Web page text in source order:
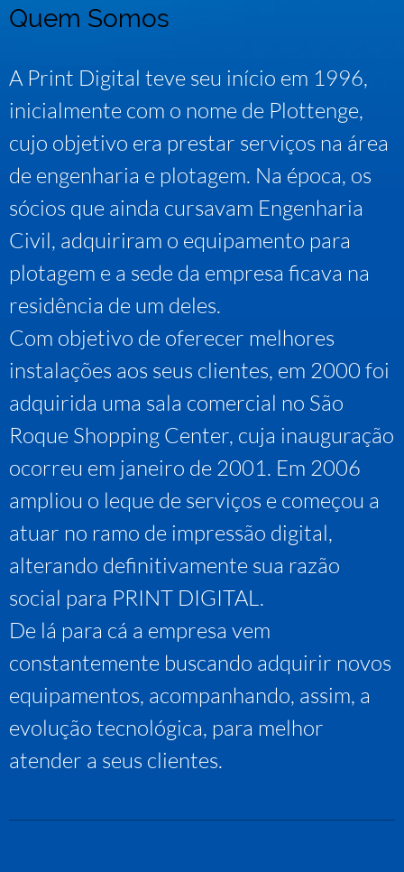
Quem Somos
A Print Digital teve seu início em 1996,
inicialmente com o nome de Plottenge,
cujo objetivo era prestar serviços na área
de engenharia e plotagem. Na época, os
sócios que ainda cursavam Engenharia
Civil, adquiriram o equipamento para
plotagem e a sede da empresa ficava na
residência de um deles.
Com objetivo de oferecer melhores
instalações aos seus clientes, em 2000 foi
adquirida uma sala comercial no São
Roque Shopping Center, cuja inauguração
ocorreu em janeiro de 2001. Em 2006
ampliou o leque de serviços e começou a
atuar no ramo de impressão digital,
alterando definitivamente sua razão
social para PRINT DIGITAL.
De lá para cá a empresa vem
constantemente buscando adquirir novos
equipamentos, acompanhando, assim, a
evolução tecnológica, para melhor
atender a seus clientes.